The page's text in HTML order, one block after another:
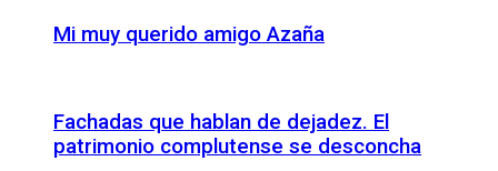
Mi muy querido amigo Azaña
Fachadas que hablan de dejadez. El
patrimonio complutense se desconcha